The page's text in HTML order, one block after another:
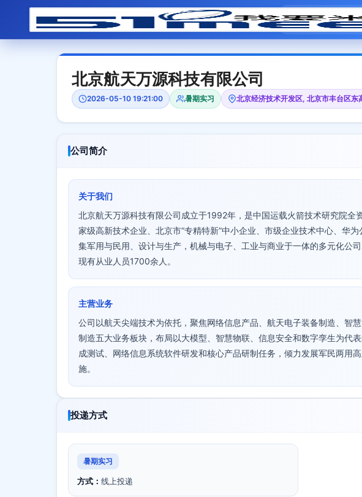
模拟面试
北京航天万源科技有限公司
2026-05-10 19:21:00 暑期实习 北京经济技术开发区, 北京市丰台区东
公司简介
关于我们
北京航天万源科技有限公司成立于1992年，是中国运载火箭技术研究院全
家级高新技术企业、北京市“专精特新”中小企业、市级企业技术中心、华
集军用与民用、设计与生产，机械与电子、工业与商业于一体的多元化公
现有从业人员1700余人。
主营业务
公司以航天尖端技术为依托，聚焦网络信息产品、航天电子装备制造、智
制造五大业务板块，布局以大模型、智慧物联、信息安全和数字孪生为代
成测试、网络信息系统软件研发和核心产品研制任务，倾力发展军民两用
施。
投递方式
暑期实习
方式： 线上投递